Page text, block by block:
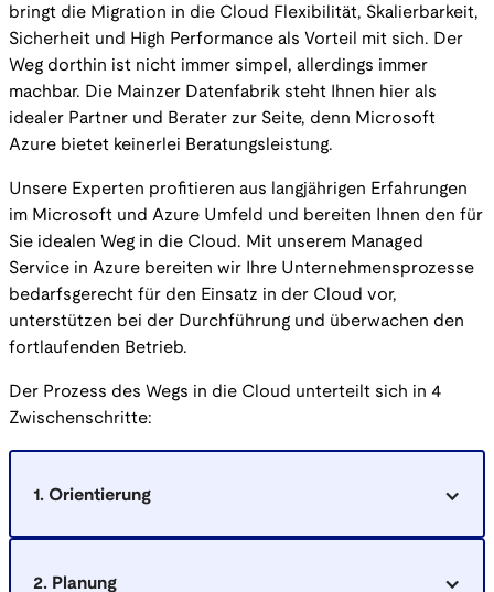
bringt die Migration in die Cloud Flexibilität, Skalierbarkeit,
Sicherheit und High Performance als Vorteil mit sich. Der
Weg dorthin ist nicht immer simpel, allerdings immer
machbar. Die Mainzer Datenfabrik steht Ihnen hier als
idealer Partner und Berater zur Seite, denn Microsoft
Azure bietet keinerlei Beratungsleistung.
Unsere Experten profitieren aus langjährigen Erfahrungen
im Microsoft und Azure Umfeld und bereiten Ihnen den für
Sie idealen Weg in die Cloud. Mit unserem Managed
Service in Azure bereiten wir Ihre Unternehmensprozesse
bedarfsgerecht für den Einsatz in der Cloud vor,
unterstützen bei der Durchführung und überwachen den
fortlaufenden Betrieb.
Der Prozess des Wegs in die Cloud unterteilt sich in 4
Zwischenschritte:
1. Orientierung
Bedarfsanalyse & Information
2. Planung